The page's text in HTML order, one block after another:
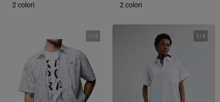
2 colori 2 colori
1 / 3 1 /4